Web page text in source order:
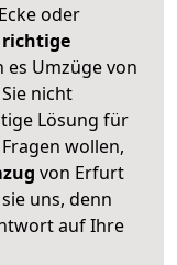
oder
richtige
es Umzüge von
nicht
Lösung für
wollen,
von Erfurt
uns, denn
auf Ihre